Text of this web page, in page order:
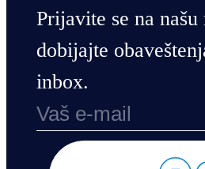
Prijavite se na
dobijajte
inbox.